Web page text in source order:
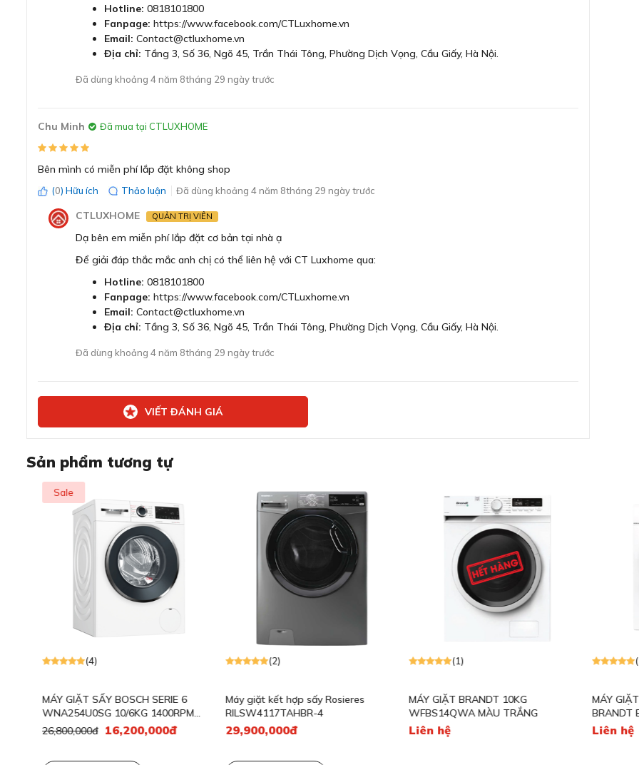
Hotline: 0818101800
Fanpage: https://www.facebook.com/CTLuxhome.vn
Email: Contact@ctluxhome.vn
Địa chỉ: Tầng 3, Số 36, Ngõ 45, Trần Thái Tông, Phường Dịch Vọng, Cầu Giấy, Hà Nội.
Đã dùng khoảng 4 năm 8tháng 29 ngày trước
Chu Minh Đã mua tại CTLUXHOME
Bên mình có miễn phí lắp đặt không shop
(0) Hữu ích Thảo luận Đã dùng khoảng 4 năm 8tháng 29 ngày trước
CTLUXHOME QUẢN TRỊ VIÊN
Dạ bên em miễn phí lắp đặt cơ bản tại nhà ạ
Để giải đáp thắc mắc anh chị có thể liên hệ với CT Luxhome qua:
Hotline: 0818101800
Fanpage: https://www.facebook.com/CTLuxhome.vn
Email: Contact@ctluxhome.vn
Địa chỉ: Tầng 3, Số 36, Ngõ 45, Trần Thái Tông, Phường Dịch Vọng, Cầu Giấy, Hà Nội.
Đã dùng khoảng 4 năm 8tháng 29 ngày trước
VIẾT ĐÁNH GIÁ
Sản phẩm tương tự
Sale
(4)
MÁY GIẶT SẤY BOSCH SERIE 6
WNA254U0SG 10/6KG 1400RPM
ANTISTAIN
26,800,000đ 16,200,000đ
(2)
Máy giặt kết hợp sấy Rosieres
RILSW4117TAHBR-4
29,900,000đ
(1)
MÁY GIẶT BRANDT 10KG
WFBS14QWA MÀU TRẮNG
Liên hệ
(1)
MÁY GIẶT
BRANDT
Liên hệ